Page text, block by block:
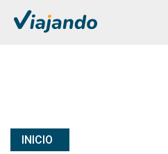
INICIO